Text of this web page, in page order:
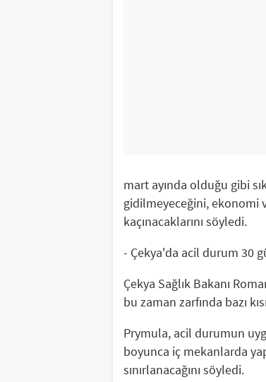
mart ayında olduğu gibi
gidilmeyeceğini, ekonomi
kaçınacaklarını söyledi.
- Çekya'da acil durum 30
Çekya Sağlık Bakanı
bu zaman zarfında bazı
Prymula, acil durumun
boyunca iç mekanlarda
sınırlanacağını söyledi.